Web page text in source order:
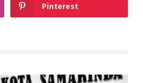
Pinterest